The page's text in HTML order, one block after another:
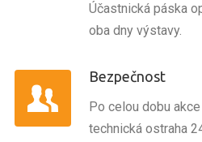
Účastnická páska
oba dny výstavy.
Bezpečnost
Po celou dobu
technická ostraha